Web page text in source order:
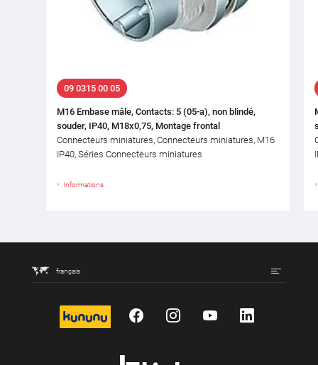
09 0315 00 05
M16 Embase mâle, Contacts: 5 (05-a), non blindé,
souder, IP40, M18x0,75, Montage frontal
Connecteurs miniatures, Connecteurs miniatures, M16
IP40, Séries Connecteurs miniatures
Informations
français
kununu FacebookInstagram
YouTube